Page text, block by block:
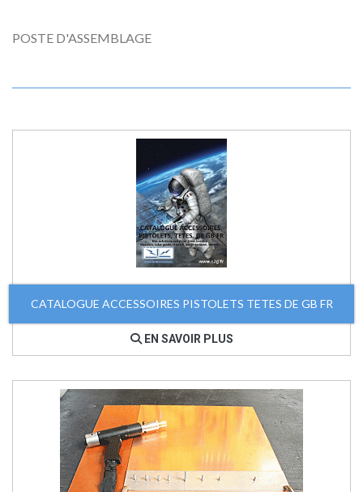
POSTE D'ASSEMBLAGE
CATALOGUE ACCESSOIRES PISTOLETS TETES DE GB FR
EN SAVOIR PLUS